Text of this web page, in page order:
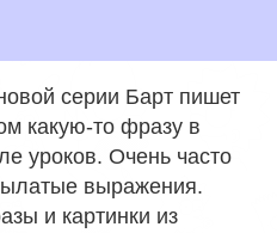
серии Барт пишет
какую-то фразу в
уроков. Очень часто
выражения.
и картинки из